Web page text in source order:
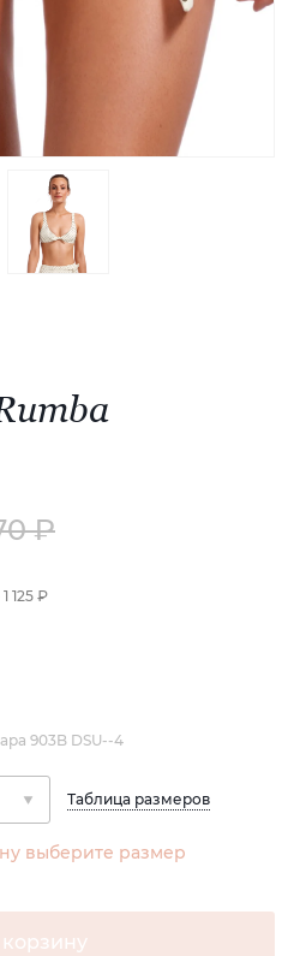
₽
1 125 ₽
903B DSU--4
Таблица размеров
выберите размер